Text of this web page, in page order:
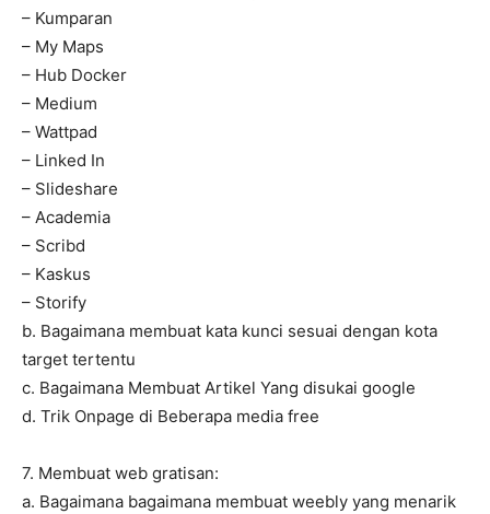
– Kumparan
– My Maps
– Hub Docker
– Medium
– Wattpad
– Linked In
– Slideshare
– Academia
– Scribd
– Kaskus
– Storify
b. Bagaimana membuat kata kunci sesuai dengan kota
target tertentu
c. Bagaimana Membuat Artikel Yang disukai google
d. Trik Onpage di Beberapa media free
7. Membuat web gratisan:
a. Bagaimana bagaimana membuat weebly yang menarik